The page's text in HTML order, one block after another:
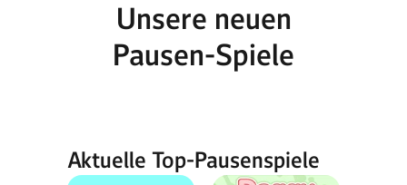
Unsere neuen
Pausen-Spiele
Aktuelle Top-Pausenspiele